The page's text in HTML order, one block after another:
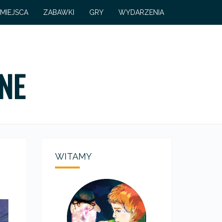
MIEJSCA ZABAWKI GRY WYDARZENIA
WITAMY